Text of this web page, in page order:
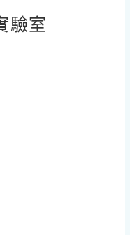
驗室